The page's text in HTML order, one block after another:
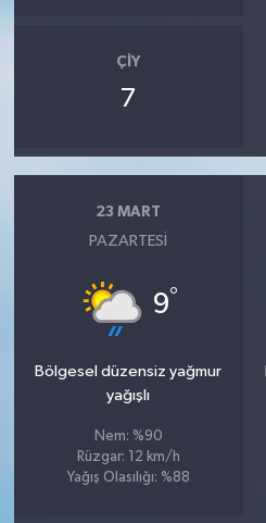
ÇIY
7
23 MART
PAZARTESI
9°
Bölgesel düzensiz yağmur
yağışlı
Nem: %90
Rüzgar: 12 km/h
Yağış Olasılığı: %88